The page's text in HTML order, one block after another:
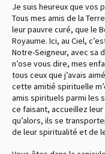
Je suis heureux que vos
Tous mes amis de la
leur pauvre curé, que le
Royaume. Ici, au Ciel,
Notre-Seigneur, avec sa
n’ose vous dire, mes
tous ceux que j’avais
cette amitié spirituelle
amis spirituels parmi les
ce faisant, accueillez
qu’alors, ils se
de leur spiritualité et de